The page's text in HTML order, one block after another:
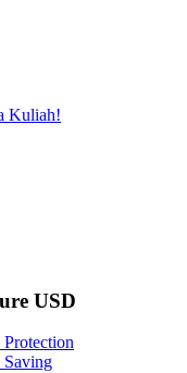
Kuliah!
USD
Saving